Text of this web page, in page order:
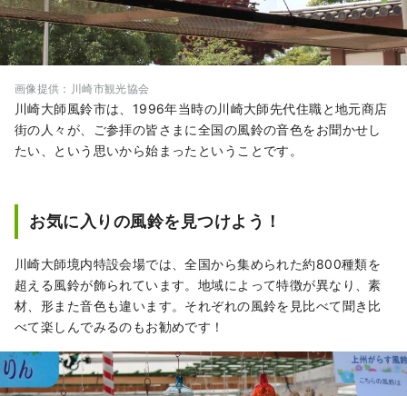
画像提供：川崎市観光協会
川崎大師風鈴市は、1996年当時の川崎大師先代住職と地元商店
街の人々が、ご参拝の皆さまに全国の風鈴の音色をお聞かせし
たい、という思いから始まったということです。
お気に入りの風鈴を見つけよう！
川崎大師境内特設会場では、全国から集められた約800種類を
超える風鈴が飾られています。地域によって特徴が異なり、素
材、形また音色も違います。それぞれの風鈴を見比べて聞き比
べて楽しんでみるのもお勧めです！